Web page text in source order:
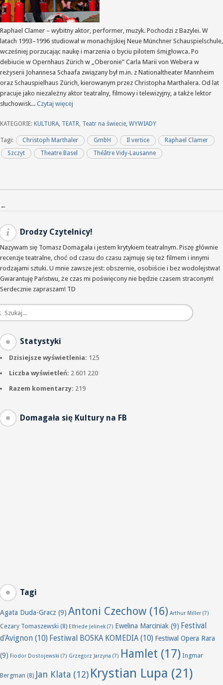
Raphael Clamer – wybitny aktor, performer, muzyk. Pochodzi z Bazylei. W
latach 1993–1996 studiował w monachijskiej Neue Münchner Schauspielschule,
wcześniej porzucając naukę i marzenia o byciu pilotem śmigłowca. Po
debiucie w Opernhaus Zürich w „Oberonie” Carla Marii von Webera w
reżyserii Johannesa Schaafa związany był m.in. z Nationaltheater Mannheim
oraz Schauspielhaus Zürich, kierowanym przez Christopha Marthalera. Od lat
pracuje jako niezależny aktor teatralny, filmowy i telewizyjny, a także lektor
słuchowisk... Czytaj więcej
KATEGORIE: KULTURA, TEATR, Teatr na świecie, WYWIADY
Tagi: Christoph Marthaler GmbH Il vertice
Raphael Clamer
Szczyt
Theatre Basel Théâtre Vidy-Lausanne
Nawigacja po wpisach
←
Drodzy Czytelnicy!
Nazywam się Tomasz Domagała i jestem krytykiem teatralnym. Piszę głównie
recenzje teatralne, choć od czasu do czasu zajmuję się też filmem i innymi
rodzajami sztuki. U mnie zawsze jest: obszernie, osobiście i bez wodolejstwa!
Gwarantuję Państwu, że czas mi poświęcony nie będzie czasem straconym!
Serdecznie zapraszam! TD
Statystyki
Dzisiejsze wyświetlenia: 125
Liczba wyświetleń: 2 601 220
Razem komentarzy: 219
Domagała się Kultury na FB
Tagi
Agata Duda-Gracz (9) Antoni Czechow (16) Arthur Miller (7)
Cezary Tomaszewski (8) Elfriede Jelinek(7) Ewelina Marciniak (9) Festival
d'Avignon (10) Festiwal BOSKA KOMEDIA(10) Festiwal Opera Rara
(9) Fiodor Dostojewski (7) Grzegorz Jarzyna (7) Hamlet (17) Ingmar
Bergman (8) Jan Klata (12) Krystian Lupa (21)